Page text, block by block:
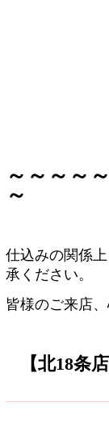
～～～～
～
仕込みの関係
承ください。
皆様のご来店
【北18